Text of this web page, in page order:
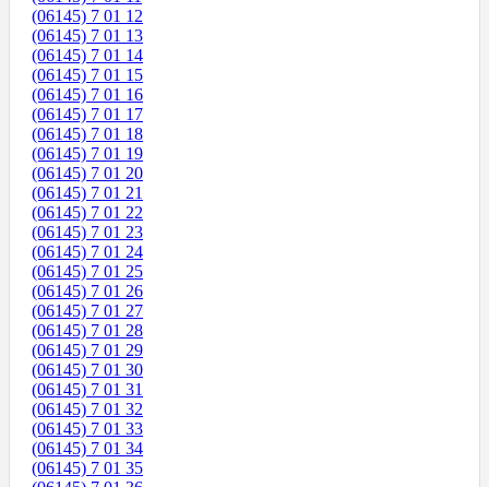
(06145) 7 01 12
(06145) 7 01 13
(06145) 7 01 14
(06145) 7 01 15
(06145) 7 01 16
(06145) 7 01 17
(06145) 7 01 18
(06145) 7 01 19
(06145) 7 01 20
(06145) 7 01 21
(06145) 7 01 22
(06145) 7 01 23
(06145) 7 01 24
(06145) 7 01 25
(06145) 7 01 26
(06145) 7 01 27
(06145) 7 01 28
(06145) 7 01 29
(06145) 7 01 30
(06145) 7 01 31
(06145) 7 01 32
(06145) 7 01 33
(06145) 7 01 34
(06145) 7 01 35